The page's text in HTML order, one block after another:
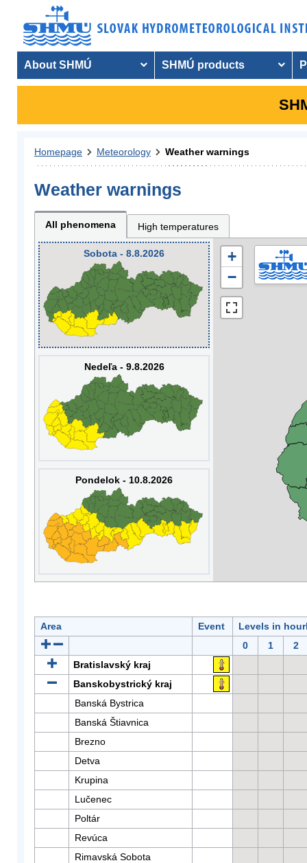
About SHMÚ SHMÚ products
Homepage Meteorology Weather warnings
Weather warnings
All phenomena High temperatures
Sobota - 8.8.2026
Nedeľa - 9.8.2026
Pondelok - 10.8.2026
+
−
Area Event
Levels in
0
1
2
Bratislavský kraj
Banskobystrický kraj
Banská Bystrica
Banská Štiavnica
Brezno
Detva
Krupina
Lučenec
Poltár
Revúca
Rimavská Sobota